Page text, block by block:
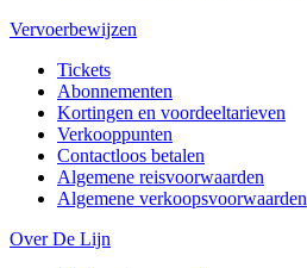
Vervoerbewijzen
Tickets
Abonnementen
Kortingen en voordeeltarieven
Verkooppunten
Contactloos betalen
Algemene reisvoorwaarden
Algemene verkoopsvoorwaarden
Over De Lijn